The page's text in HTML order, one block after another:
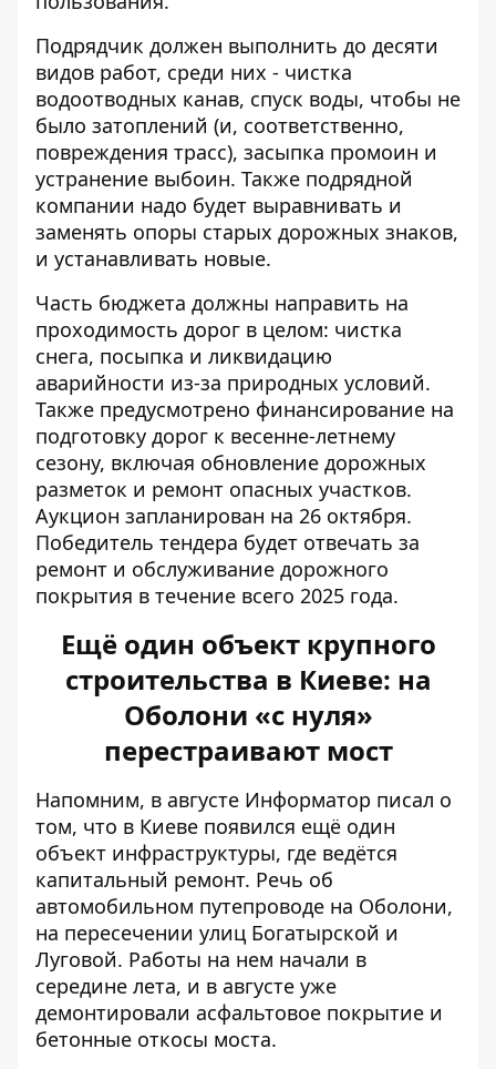
Подрядчик должен выполнить до десяти
видов работ, среди них - чистка
водоотводных канав, спуск воды, чтобы не
было затоплений (и, соответственно,
повреждения трасс), засыпка промоин и
устранение выбоин. Также подрядной
компании надо будет выравнивать и
заменять опоры старых дорожных знаков,
и устанавливать новые.
Часть бюджета должны направить на
проходимость дорог в целом: чистка
снега, посыпка и ликвидацию
аварийности из-за природных условий.
Также предусмотрено финансирование на
подготовку дорог к весенне-летнему
сезону, включая обновление дорожных
разметок и ремонт опасных участков.
Аукцион запланирован на 26 октября.
Победитель тендера будет отвечать за
ремонт и обслуживание дорожного
покрытия в течение всего 2025 года.
Ещё один объект крупного
строительства в Киеве: на
Оболони «с нуля»
перестраивают мост
Напомним, в августе Информатор писал о
том, что в Киеве появился ещё один
объект инфраструктуры, где ведётся
капитальный ремонт. Речь об
автомобильном путепроводе на Оболони,
на пересечении улиц Богатырской и
Луговой. Работы на нем начали в
середине лета, и в августе уже
демонтировали асфальтовое покрытие и
бетонные откосы моста.